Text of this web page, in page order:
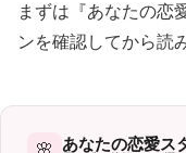
まずは『あなたの恋
ンを確認してから読
🌸 あなたの恋愛ス